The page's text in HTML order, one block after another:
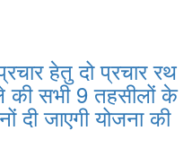
हेतु दो प्रचार रथ
सभी 9 तहसीलों के
दी जाएगी योजना की